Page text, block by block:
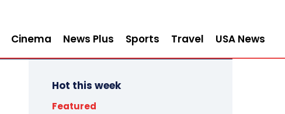
Cinema News Plus Sports Travel USA News
Hot this week
Featured